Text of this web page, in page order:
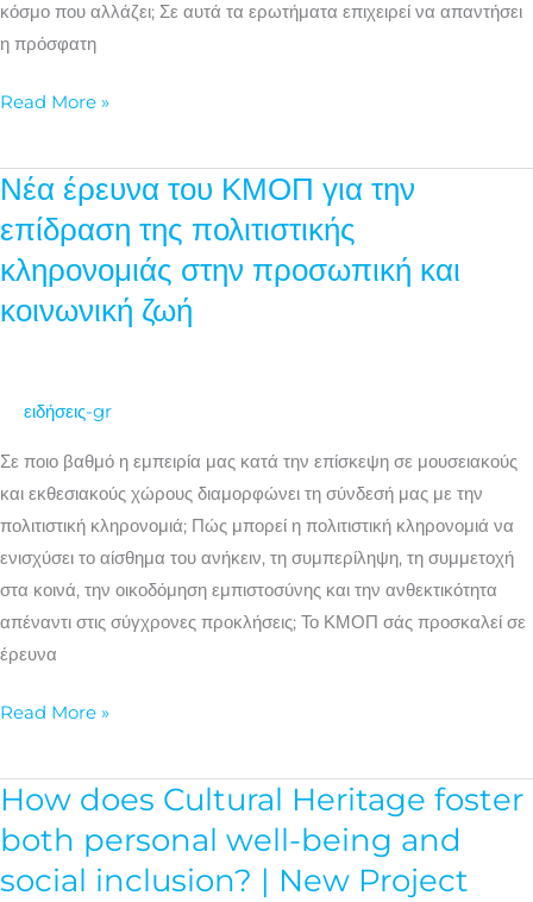
κόσμο που αλλάζει; Σε αυτά τα ερωτήματα επιχειρεί να απαντήσει
η πρόσφατη
και
του
έργου
MUSEUM
Read More »
Νέα έρευνα του ΚΜΟΠ για την
επίδραση της πολιτιστικής
κληρονομιάς στην προσωπική και
κοινωνική ζωή
ειδήσεις-gr
Σε ποιο βαθμό η εμπειρία μας κατά την επίσκεψη σε μουσειακούς
και εκθεσιακούς χώρους διαμορφώνει τη σύνδεσή μας με την
πολιτιστική κληρονομιά; Πώς μπορεί η πολιτιστική κληρονομιά να
ενισχύσει το αίσθημα του ανήκειν, τη συμπερίληψη, τη συμμετοχή
στα κοινά, την οικοδόμηση εμπιστοσύνης και την ανθεκτικότητα
απέναντι στις σύγχρονες προκλήσεις; Το ΚΜΟΠ σάς προσκαλεί σε
έρευνα
Νέα
έρευνα
του
ΚΜΟΠ
για
κληρονομιάς
στην
προσωπική
και
κοινωνική
ζωή
Read More »
How does Cultural Heritage foster
both personal well-being and
social inclusion? | New Project
How
does
Cultural
Heritage